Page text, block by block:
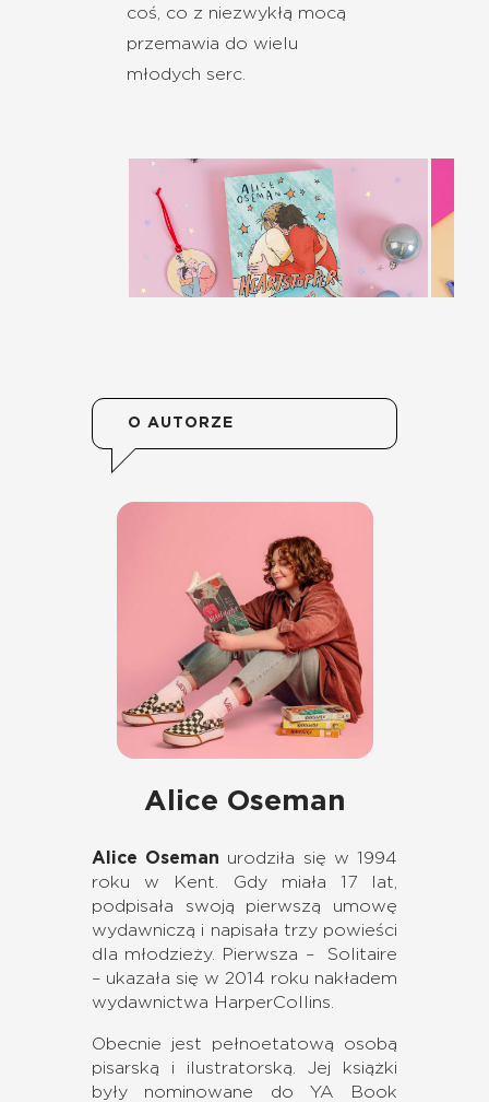
coś, co z niezwykłą mocą
przemawia do wielu
młodych serc.
O AUTORZE
Alice Oseman
Alice Oseman urodziła się w 1994
roku w Kent. Gdy miała 17 lat,
podpisała swoją pierwszą umowę
wydawniczą i napisała trzy powieści
dla młodzieży. Pierwsza – Solitaire
– ukazała się w 2014 roku nakładem
wydawnictwa HarperCollins.
Obecnie jest pełnoetatową osobą
pisarską i ilustratorską. Jej książki
były nominowane do YA Book